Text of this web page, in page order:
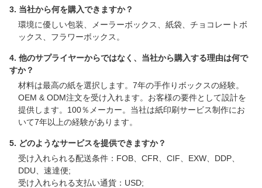
3. 当社から何を購入できますか？
環境に優しい包装、メーラーボックス、紙袋、チョコレートボ
ックス、フラワーボックス。
4. 他のサプライヤーからではなく、当社から購入する理由は何で
すか？
材料は最高の紙を選択します。7年の手作りボックスの経験。
OEM & ODM注文を受け入れます。お客様の要件として設計を
提供します。100％メーカー。当社は紙印刷サービス制作にお
いて7年以上の経験があります。
5. どのようなサービスを提供できますか？
受け入れられる配送条件：FOB、CFR、CIF、EXW、DDP、
DDU、速達便;
受け入れられる支払い通貨：USD;